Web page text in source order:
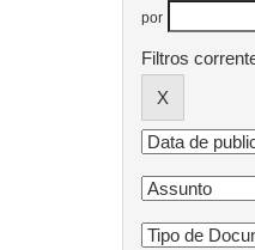
por
Filtros